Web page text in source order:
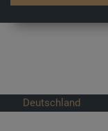
Deutschland